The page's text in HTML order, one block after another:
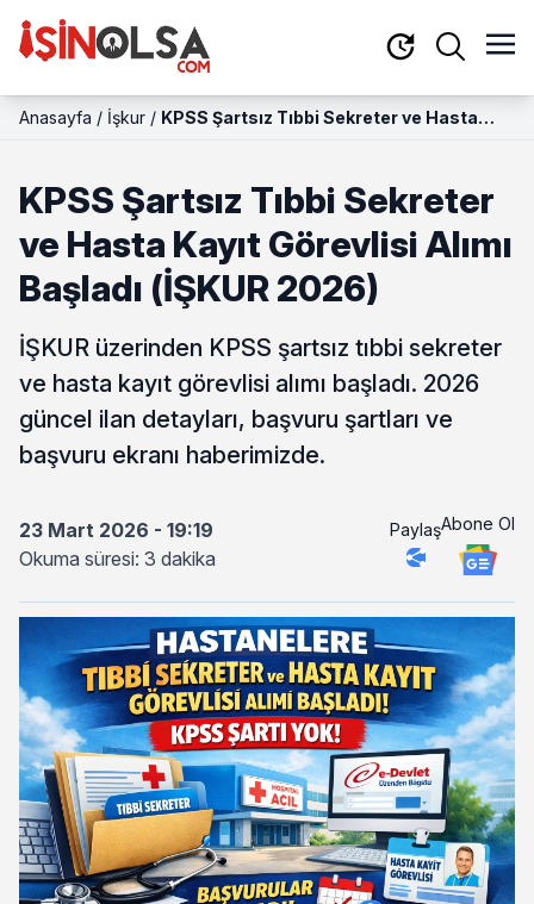
Anasayfa / İşkur / KPSS Şartsız Tıbbi Sekreter ve Hasta
KPSS Şartsız Tıbbi Sekreter
ve Hasta Kayıt Görevlisi Alımı
Başladı (İŞKUR 2026)
İŞKUR üzerinden KPSS şartsız tıbbi sekreter
ve hasta kayıt görevlisi alımı başladı. 2026
güncel ilan detayları, başvuru şartları ve
başvuru ekranı haberimizde.
23 Mart 2026 - 19:19
Okuma süresi: 3 dakika
PaylaşAbone Ol